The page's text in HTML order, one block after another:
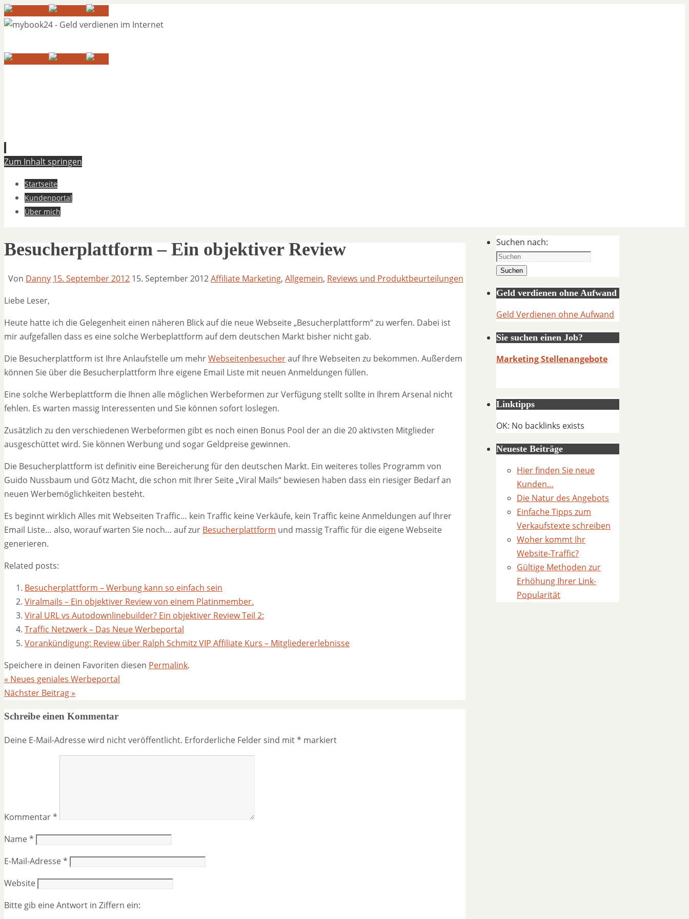
Zum Inhalt springen
Startseite
Kundenportal
Über mich
Besucherplattform – Ein objektiver Review
Von Danny 15. September 2012 15. September 2012Affiliate Marketing, Allgemein, Reviews und Produktbeurteilungen
Liebe Leser,
Heute hatte ich die Gelegenheit einen näheren Blick auf die neue Webseite „Besucherplattform“ zu werfen. Dabei ist
mir aufgefallen dass es eine solche Werbeplattform auf dem deutschen Markt bisher nicht gab.
Die Besucherplattform ist Ihre Anlaufstelle um mehrWebseitenbesucherauf Ihre Webseiten zu bekommen. Außerdem
können Sie über die Besucherplattform Ihre eigene Email Liste mit neuen Anmeldungen füllen.
Eine solche Werbeplattform die Ihnen alle möglichen Werbeformen zur Verfügung stellt sollte in Ihrem Arsenal nicht
fehlen. Es warten massig Interessenten und Sie können sofort loslegen.
Zusätzlich zu den verschiedenen Werbeformen gibt es noch einen Bonus Pool der an die 20 aktivsten Mitglieder
ausgeschüttet wird. Sie können Werbung und sogar Geldpreise gewinnen.
Die Besucherplattform ist definitiv eine Bereicherung für den deutschen Markt. Ein weiteres tolles Programm von
Guido Nussbaum und Götz Macht, die schon mit Ihrer Seite „Viral Mails“ bewiesen haben dass ein riesiger Bedarf an
neuen Werbemöglichkeiten besteht.
Es beginnt wirklich Alles mit Webseiten Traffic… kein Traffic keine Verkäufe, kein Traffic keine Anmeldungen auf Ihrer
Email Liste… also, worauf warten Sie noch… auf zur Besucherplattform und massig Traffic für die eigene Webseite
generieren.
Related posts:
Besucherplattform – Werbung kann so einfach sein
Viralmails – Ein objektiver Review von einem Platinmember.
Viral URL vs Autodownlinebuilder? Ein objektiver Review Teil 2:
Traffic Netzwerk – Das Neue Werbeportal
Vorankündigung: Review über Ralph Schmitz VIP Affiliate Kurs – Mitgliedererlebnisse
Speichere in deinen Favoriten diesen Permalink.
« Neues geniales Werbeportal
Nächster Beitrag»
Schreibe einen Kommentar
Deine E-Mail-Adresse wird nicht veröffentlicht. Erforderliche Felder sind mit* markiert
Kommentar*
Name*
E-Mail-Adresse*
Website
Bitte gib eine Antwort in Ziffern ein:
Suchen nach:
Suchen
Geld verdienen ohne Aufwand
Geld Verdienen ohne Aufwand
Sie suchen einen Job?
Marketing Stellenangebote
Linktipps
OK: No backlinks exists
Neueste Beiträge
Hier finden Sie neue
Kunden…
Die Natur des Angebots
Einfache Tipps zum
Verkaufstexte schreiben
Woher kommt Ihr
Website-Traffic?
Gültige Methoden zur
Erhöhung Ihrer Link-
Popularität